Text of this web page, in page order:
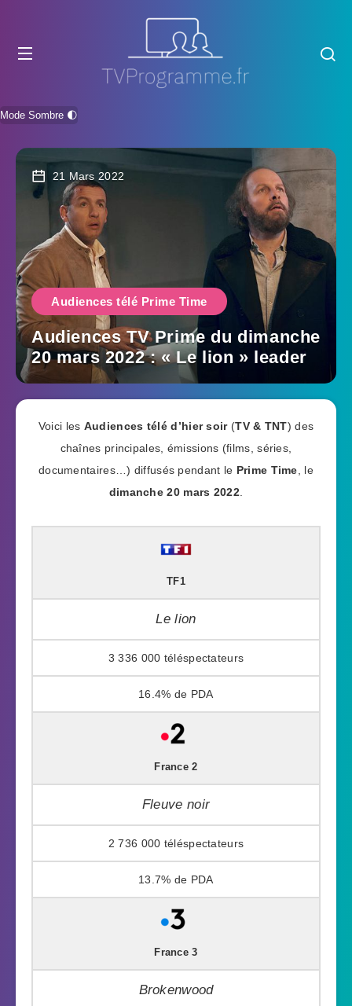
Mode Sombre 🌓
21 Mars 2022
Audiences télé Prime Time
Audiences TV Prime du dimanche
20 mars 2022 : « Le lion » leader
Voici les Audiences télé d’hier soir (TV & TNT) des
chaînes principales, émissions (films, séries,
documentaires…) diffusés pendant le Prime Time , le
dimanche 20 mars 2022
TF1
Le lion
3 336 000
16.4%
France 2
Fleuve noir
2 736 000
13.7%
France 3
Brokenwood